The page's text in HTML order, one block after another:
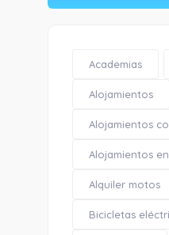
Academias
Alojamientos
Alojamientos
Alojamientos
Alquiler motos
Bicicletas